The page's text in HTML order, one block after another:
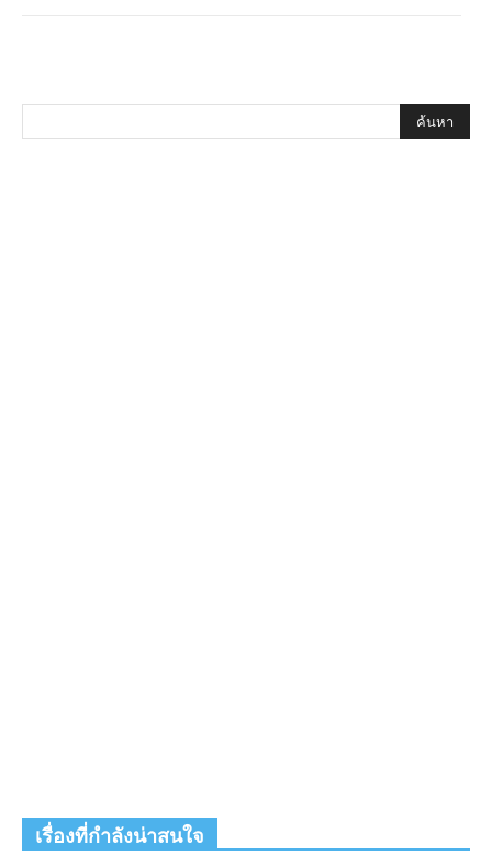
เรื่องที่กำลังน่าสนใจ